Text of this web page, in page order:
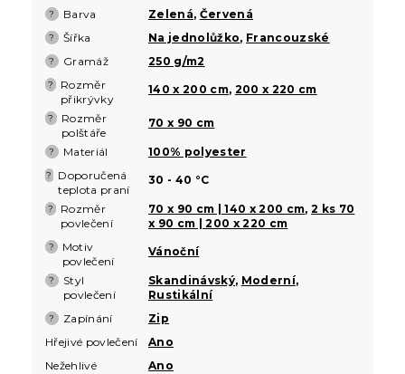
? Barva Zelená, Červená
? Šířka Na jednolůžko, Francouzské
? Gramáž 250 g/m2
?
Rozměr
přikrývky
140 x 200 cm, 200 x 220 cm
?
Rozměr
polštáře
70 x 90 cm
? Materiál 100% polyester
?
Doporučená
teplota praní
30 - 40 °C
?
Rozměr
povlečení
70 x 90 cm | 140 x 200 cm,2 ks 70
x 90 cm | 200 x 220 cm
?
Motiv
povlečení
Vánoční
?
Styl
povlečení
Skandinávský, Moderní,
Rustikální
? Zapínání
Zip
Hřejivé povlečení
Ano
Nežehlivé
Ano